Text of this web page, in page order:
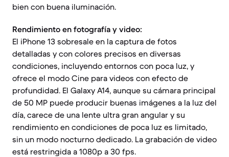
bien con buena iluminación.
Rendimiento en fotografía y video:
El iPhone 13 sobresale en la captura de fotos
detalladas y con colores precisos en diversas
condiciones, incluyendo entornos con poca luz, y
ofrece el modo Cine para videos con efecto de
profundidad. El Galaxy A14, aunque su cámara principal
de 50 MP puede producir buenas imágenes a la luz del
día, carece de una lente ultra gran angular y su
rendimiento en condiciones de poca luz es limitado,
sin un modo nocturno dedicado. La grabación de video
está restringida a 1080p a 30 fps.